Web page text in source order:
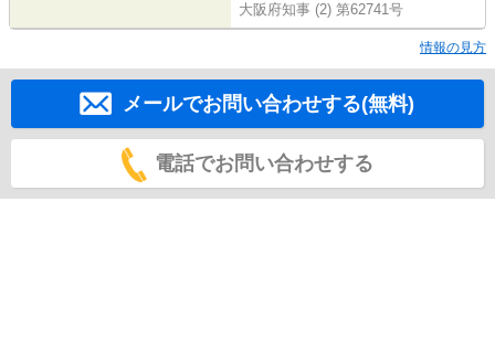
大阪府知事 (2) 第62741号
情報の見方
メールでお問い合わせする(無料)
電話でお問い合わせする